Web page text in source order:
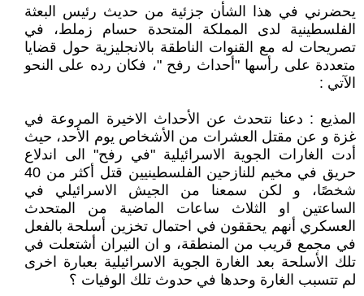
يحضرني في هذا الشأن جزئية من حديث رئيس البعثة
الفلسطينية لدى المملكة المتحدة حسام زملط، في
تصريحات له مع القنوات الناطقة بالانجليزية حول قضايا
متعددة على رأسها "أحداث رفح "، فكان رده على النحو
الآتي :
المذيع : دعنا نتحدث عن الأحداث الاخيرة المروعة في
غزة و عن مقتل العشرات من الأشخاص يوم الأحد، حيث
أدت الغارات الجوية الاسرائيلية "في رفح" الى اندلاع
حريق في مخيم للنازحين الفلسطينيين قتل أكثر من 40
شخصًا، و لكن سمعنا من الجيش الاسرائيلي في
الساعتين او الثلاث ساعات الماضية من المتحدث
العسكري أنهم يحققون في احتمال تخزين أسلحة بالفعل
في مجمع قريب من المنطقة، و ان النيران أشتعلت في
تلك الأسلحة بعد الغارة الجوية الاسرائيلية بعبارة اخرى
لم تتسبب الغارة وحدها في حدوث تلك الوفيات ؟